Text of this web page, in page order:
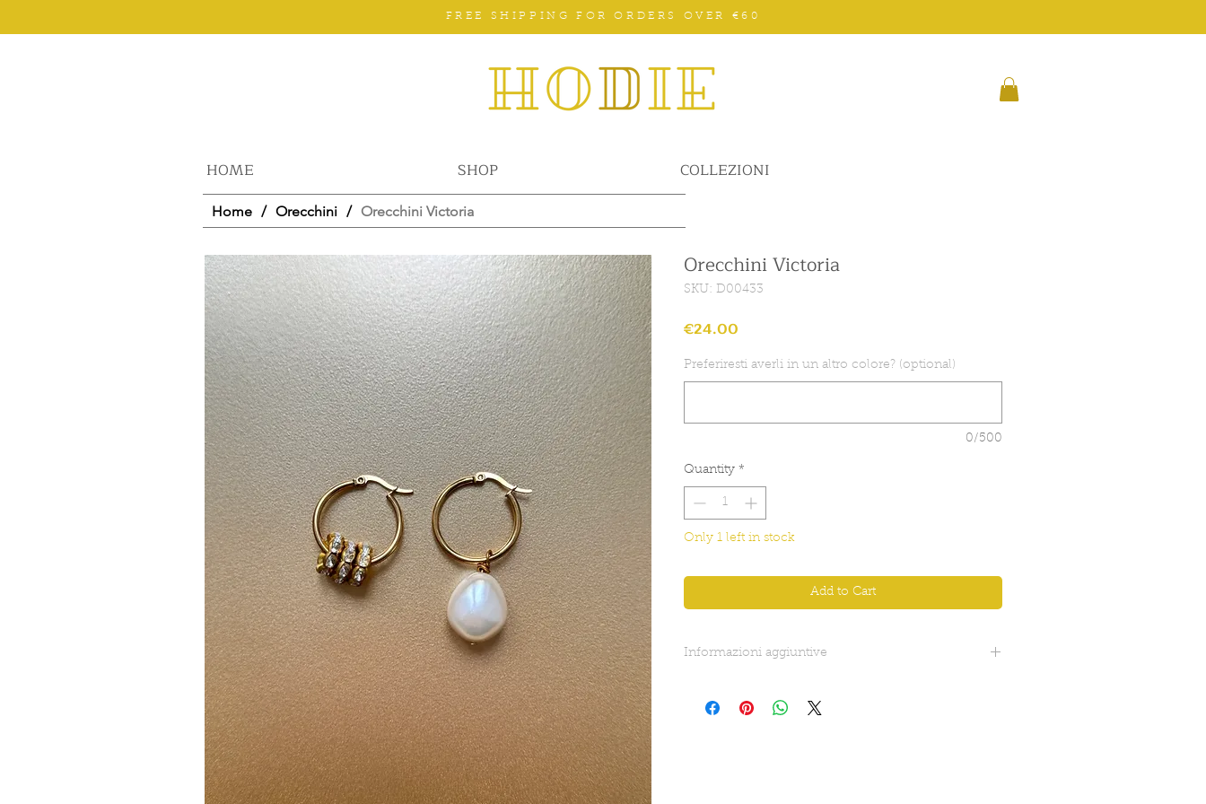
FREE SHIPPING FOR ORDERS OVER €60
HOME SHOP COLLEZIONI
Home / Orecchini / Orecchini Victoria
Orecchini Victoria
SKU: D00433
€24.00
Preferiresti averli in un altro colore? (optional)
0/500
Quantity *
Only 1 left in stock
Add to Cart
Informazioni aggiuntive